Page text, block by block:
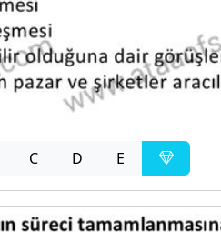
C D E